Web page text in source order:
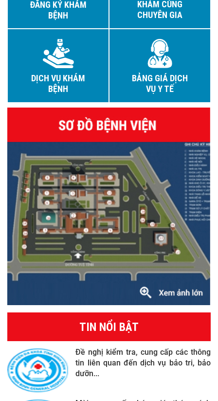
ĐĂNG KÝ KHÁM
BỆNH
KHÁM CÙNG
CHUYÊN GIA
DỊCH VỤ KHÁM
BỆNH
BẢNG GIÁ DỊCH
VỤ Y TẾ
TIN NỔI BẬT
Đề nghị kiểm tra, cung cấp các thông
tin liên quan đến dịch vụ bảo tri, bảo
dưỡn...